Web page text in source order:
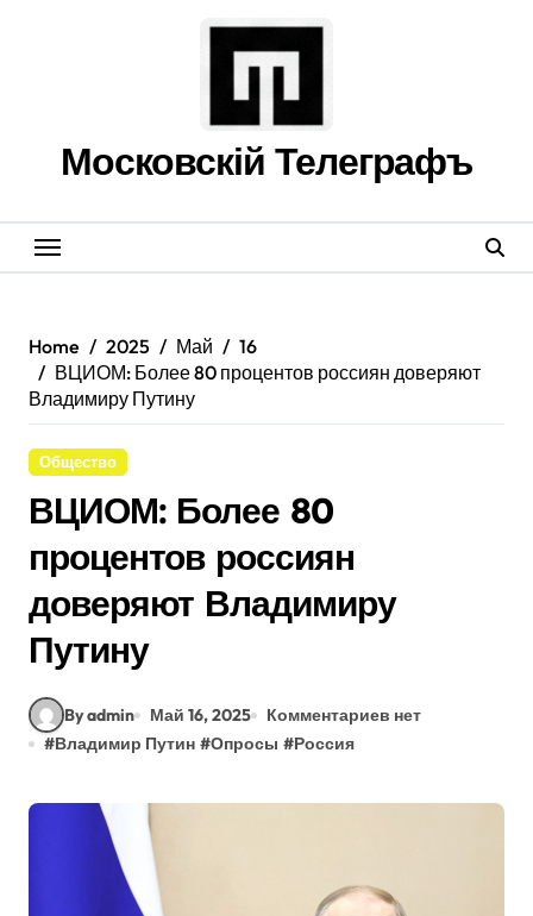
Московскій Телеграфъ
Home 2025 Май
16
ВЦИОМ: Более 80 процентов россиян доверяют
Владимиру Путину
Общество
ВЦИОМ: Более 80
процентов россиян
доверяют Владимиру
Путину
By admin Май 16, 2025
Комментариев нет
#Владимир Путин #Опросы #Россия